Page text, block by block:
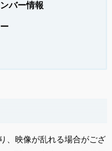
バー情報
、映像が乱れる場合がござ